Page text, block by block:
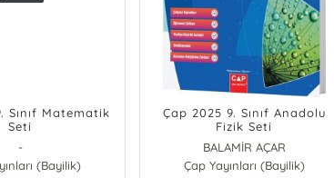
Sınıf Matematik
Seti
-
(Bayilik)
Çap 2025 9. Sınıf Anadolu
Fizik Seti
BALAMİR AÇAR
FERHAT ARSLAN
Çap Yayınları (Bayilik)